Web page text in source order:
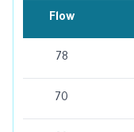
Flow
78
70